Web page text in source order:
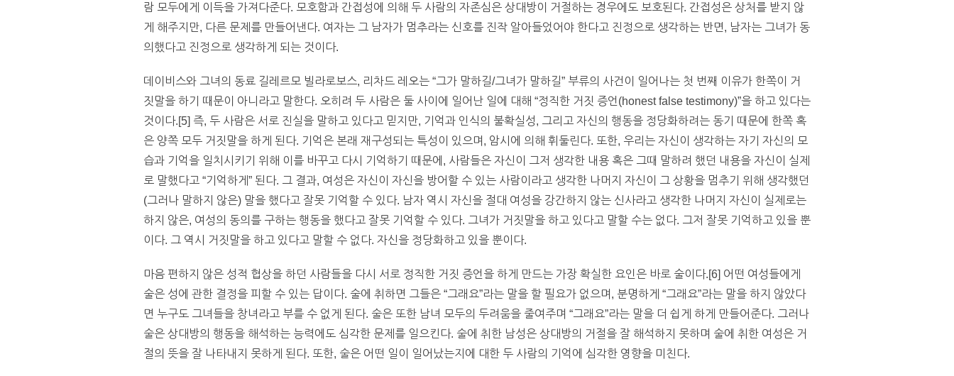
람 모두에게 이득을 가져다준다. 모호함과 간접성에 의해 두 사람의 자존심은 상대방이 거절하는 경우에도 보호된다. 간접성은 상처를 받지 않
게 해주지만, 다른 문제를 만들어낸다. 여자는 그 남자가 멈추라는 신호를 진작 알아들었어야 한다고 진정으로 생각하는 반면, 남자는 그녀가 동
의했다고 진정으로 생각하게 되는 것이다.
데이비스와 그녀의 동료 길레르모 빌라로보스, 리차드 레오는 “그가 말하길/그녀가 말하길” 부류의 사건이 일어나는 첫 번째 이유가 한쪽이 거
짓말을 하기 때문이 아니라고 말한다. 오히려 두 사람은 둘 사이에 일어난 일에 대해 “정직한 거짓 증언(honest false testimony)”을 하고 있다는
것이다.[5] 즉, 두 사람은 서로 진실을 말하고 있다고 믿지만, 기억과 인식의 불확실성, 그리고 자신의 행동을 정당화하려는 동기 때문에 한쪽 혹
은 양쪽 모두 거짓말을 하게 된다. 기억은 본래 재구성되는 특성이 있으며, 암시에 의해 휘둘린다. 또한, 우리는 자신이 생각하는 자기 자신의 모
습과 기억을 일치시키기 위해 이를 바꾸고 다시 기억하기 때문에, 사람들은 자신이 그저 생각한 내용 혹은 그때 말하려 했던 내용을 자신이 실제
로 말했다고 “기억하게” 된다. 그 결과, 여성은 자신이 자신을 방어할 수 있는 사람이라고 생각한 나머지 자신이 그 상황을 멈추기 위해 생각했던
(그러나 말하지 않은) 말을 했다고 잘못 기억할 수 있다. 남자 역시 자신을 절대 여성을 강간하지 않는 신사라고 생각한 나머지 자신이 실제로는
하지 않은, 여성의 동의를 구하는 행동을 했다고 잘못 기억할 수 있다. 그녀가 거짓말을 하고 있다고 말할 수는 없다. 그저 잘못 기억하고 있을 뿐
이다. 그 역시 거짓말을 하고 있다고 말할 수 없다. 자신을 정당화하고 있을 뿐이다.
마음 편하지 않은 성적 협상을 하던 사람들을 다시 서로 정직한 거짓 증언을 하게 만드는 가장 확실한 요인은 바로 술이다.[6] 어떤 여성들에게
술은 성에 관한 결정을 피할 수 있는 답이다. 술에 취하면 그들은 “그래요”라는 말을 할 필요가 없으며, 분명하게 “그래요”라는 말을 하지 않았다
면 누구도 그녀들을 창녀라고 부를 수 없게 된다. 술은 또한 남녀 모두의 두려움을 줄여주며 “그래요”라는 말을 더 쉽게 하게 만들어준다. 그러나
술은 상대방의 행동을 해석하는 능력에도 심각한 문제를 일으킨다. 술에 취한 남성은 상대방의 거절을 잘 해석하지 못하며 술에 취한 여성은 거
절의 뜻을 잘 나타내지 못하게 된다. 또한, 술은 어떤 일이 일어났는지에 대한 두 사람의 기억에 심각한 영향을 미친다.